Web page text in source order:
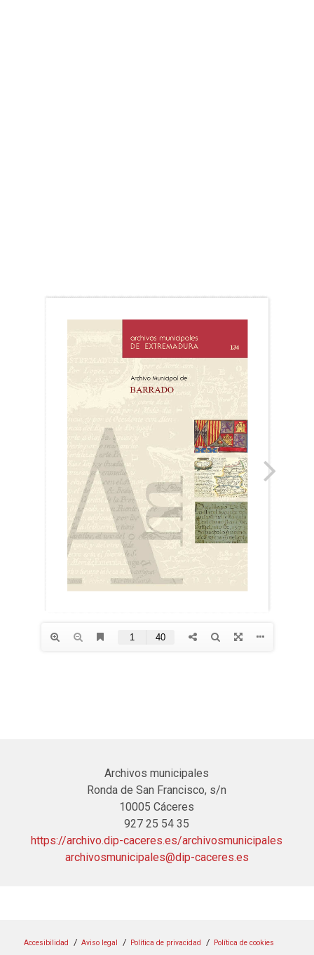
Archivos municipales
Ronda de San Francisco, s/n
10005 Cáceres
927 25 54 35
https://archivo.dip-caceres.es/archivosmunicipales
archivosmunicipales@dip-caceres.es
Accesibilidad Aviso legal Política de privacidad Política de cookies